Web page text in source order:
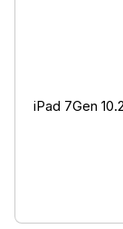
iPad 7Gen